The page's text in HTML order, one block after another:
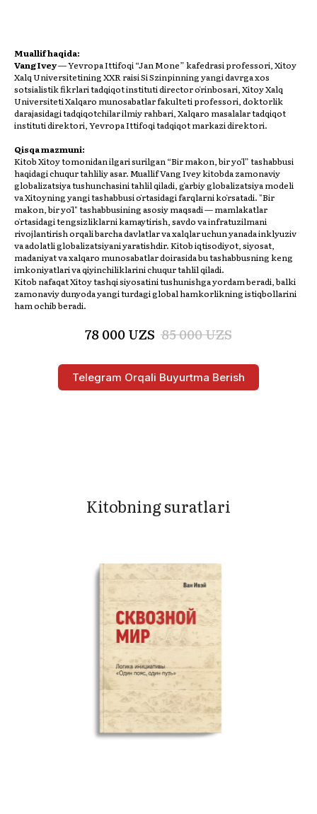
Muallif haqida:
Vang Ivey— Yevropa Ittifoqi “Jan Mone” kafedrasi professori, Xitoy
Xalq Universitetining XXR raisi Si Szinpinning yangi davrga xos
sotsialistik fikrlari tadqiqot instituti director oʻrinbosari, Xitoy Xalq
Universiteti Xalqaro munosabatlar fakulteti professori, doktorlik
darajasidagi tadqiqotchilar ilmiy rahbari, Xalqaro masalalar tadqiqot
instituti direktori, Yevropa Ittifoqi tadqiqot markazi direktori.
Qisqa mazmuni:
Kitob Xitoy tomonidan ilgari surilgan “Bir makon, bir yoʻl” tashabbusi
haqidagi chuqur tahliliy asar. Muallif Vang Ivеy kitobda zamonaviy
globalizatsiya tushunchasini tahlil qiladi, gʻarbiy globalizatsiya modeli
va Xitoyning yangi tashabbusi oʻrtasidagi farqlarni koʻrsatadi. "Bir
makon, bir yoʻl" tashabbusining asosiy maqsadi — mamlakatlar
oʻrtasidagi tengsizliklarni kamaytirish, savdo va infratuzilmani
rivojlantirish orqali barcha davlatlar va xalqlar uchun yanada inklyuziv
va adolatli globalizatsiyani yaratishdir. Kitob iqtisodiyot, siyosat,
madaniyat va xalqaro munosabatlar doirasida bu tashabbusning keng
imkoniyatlari va qiyinchiliklarini chuqur tahlil qiladi.
Kitob nafaqat Xitoy tashqi siyosatini tushunishga yordam beradi, balki
zamonaviy dunyoda yangi turdagi global hamkorlikning istiqbollarini
ham ochib beradi.
78 000UZS 85 000UZS
Telegram Orqali Buyurtma Berish
Kitobning suratlari